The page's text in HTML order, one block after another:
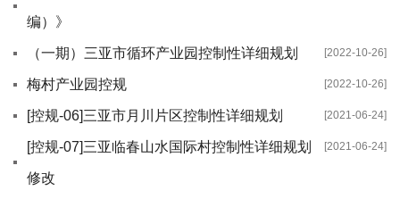
编）》
[2022-10-26]
（一期）三亚市循环产业园控制性详细规划
[2022-10-26]
梅村产业园控规
[2021-06-24]
[控规-06]三亚市月川片区控制性详细规划
[2021-06-24]
[控规-07]三亚临春山水国际村控制性详细规划
修改